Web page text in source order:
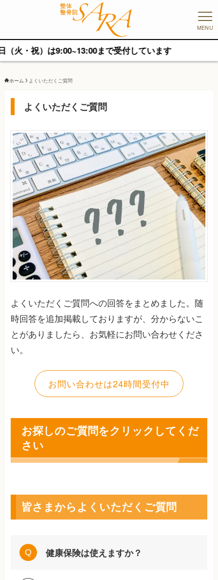
MENU
は9:00~13:00まで受付しています
ホーム よくいただくご質問
よくいただくご質問
よくいただくご質問への回答をまとめました。随
時回答を追加掲載しておりますが、分からないこ
とがありましたら、お気軽にお問い合わせくださ
い。
お問い合わせは24時間受付中
お探しのご質問をクリックしてくだ
さい
皆さまからよくいただくご質問
健康保険は使えますか？